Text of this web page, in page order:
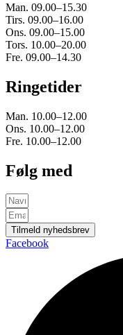
Man. 09.00–15.30
Tirs. 09.00–16.00
Ons. 09.00–15.00
Tors. 10.00–20.00
Fre. 09.00–14.30
Ringetider
Man. 10.00–12.00
Ons. 10.00–12.00
Fre. 10.00–12.00
Følg med
Tilmeld nyhedsbrev
Facebook